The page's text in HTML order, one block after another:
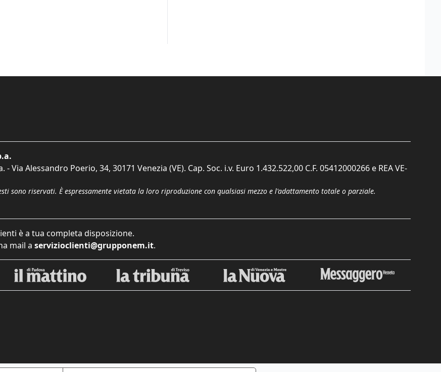
Via Alessandro Poerio, 34, 30171 Venezia (VE). Cap. Soc. i.v. Euro 1.432.522,00 C.F. 05412000266 e REA VE-
sono riservati. È espressamente vietata la loro riproduzione con qualsiasi mezzo e l'adattamento totale o parziale.
è a tua completa disposizione.
mail a servizioclienti@grupponem.it.